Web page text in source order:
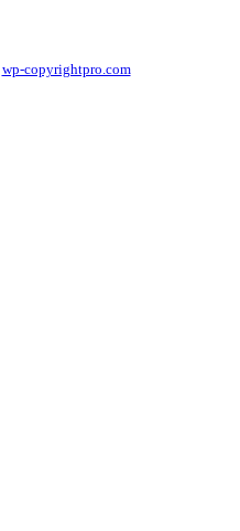
wp-copyrightpro.com